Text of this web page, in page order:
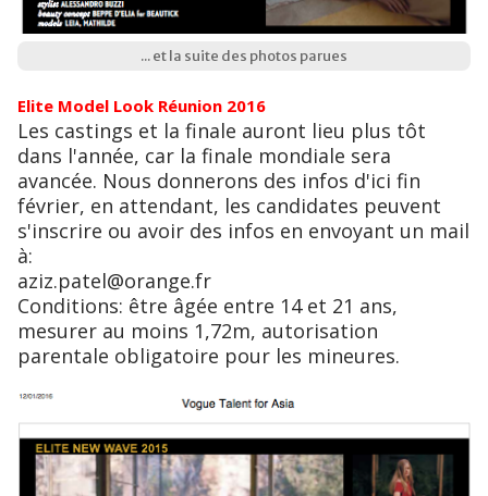
... et la suite des photos parues
Elite Model Look Réunion 2016
Les castings et la finale auront lieu plus tôt
dans l'année, car la finale mondiale sera
avancée. Nous donnerons des infos d'ici fin
février, en attendant, les candidates peuvent
s'inscrire ou avoir des infos en envoyant un mail
à:
aziz.patel@orange.fr
Conditions: être âgée entre 14 et 21 ans,
mesurer au moins 1,72m, autorisation
parentale obligatoire pour les mineures.